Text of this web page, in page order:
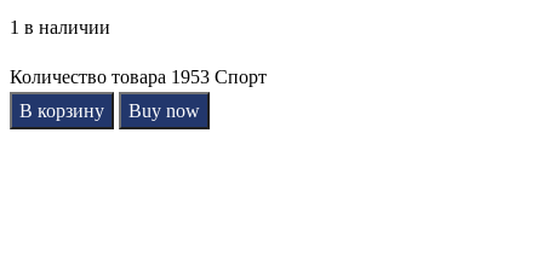
1 в наличии
Количество товара 1953 Спорт
В корзину
Buy now